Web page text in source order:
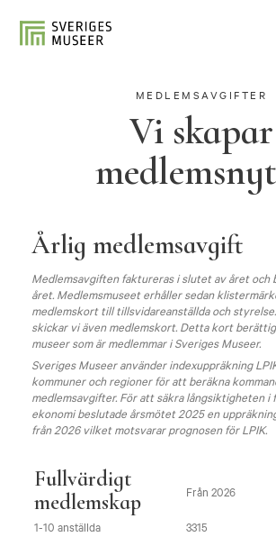
MEDLEMSAVGIFTER
Vi skapar
Årlig medlemsavgift
Medlemsavgiften faktureras i slutet av året och
året. Medlemsmuseet erhåller sedan
medlemskort till tillsvidareanställda och
skickar vi även medlemskort. Detta kort
museer som är medlemmar i Sveriges Museer.
Sveriges Museer använder indexuppräkning
kommuner och regioner för att beräkna
medlemsavgifter. För att säkra långsiktigheten i
ekonomi beslutade årsmötet 2025 en
från 2026 vilket motsvarar prognosen för LPIK.
Fullvärdigt
medlemskap
Från 2026
1-10 anställda
3315